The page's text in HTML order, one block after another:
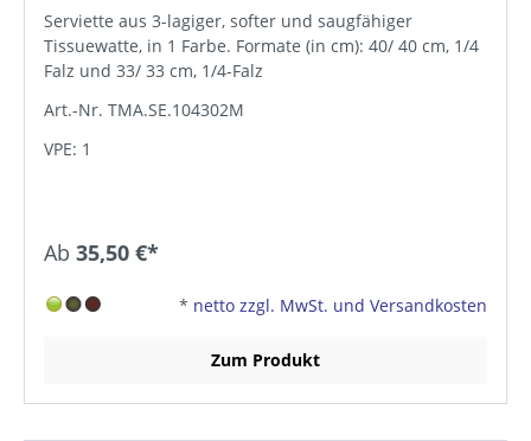
Serviette aus 3-lagiger, softer und saugfähiger
Tissuewatte, in 1 Farbe. Formate (in cm): 40/ 40 cm, 1/4
Falz und 33/ 33 cm, 1/4-Falz
Art.-Nr. TMA.SE.104302M
VPE: 1
Ab 35,50 €*
* netto zzgl. MwSt. und Versandkosten
Zum Produkt